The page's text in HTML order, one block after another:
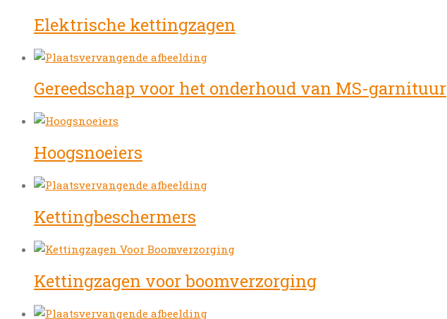
Elektrische kettingzagen
Gereedschap voor het onderhoud van MS-garnituur
Hoogsnoeiers
Kettingbeschermers
Kettingzagen voor boomverzorging